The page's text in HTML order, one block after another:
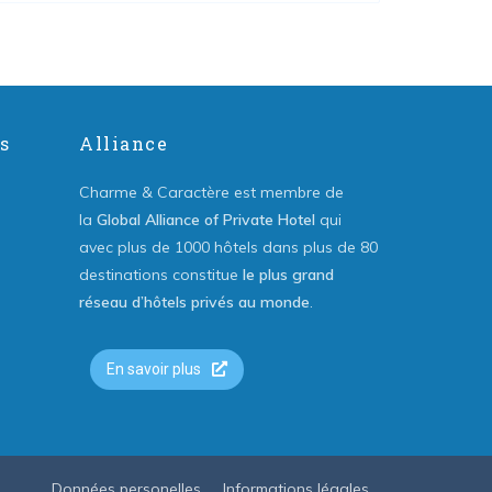
Alliance
Charme & Caractère est membre de
laGlobal Alliance of Private Hotel qui
avec plus de 1000 hôtels dans plus de 80
destinations constituele plus grand
réseau d’hôtels privés au monde.
En savoir plus